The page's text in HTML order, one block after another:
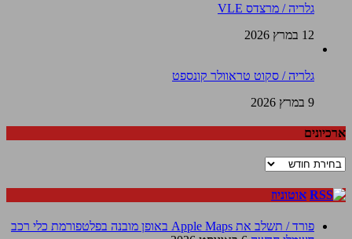
גלריה / מרצדס VLE
12 במרץ 2026
גלריה / סקוט טראוולר קונספט
9 במרץ 2026
ארכיונים
ארכיונים
אוטוניוז
פורד / תשלב את Apple Maps באופן מובנה בפלטפורמת כלי רכב